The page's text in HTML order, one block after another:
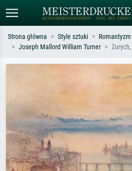
impresjonizm, fala Hokusaia, akt.
Strona główna Style sztuki
Romantyzm
Joseph Mallord William Turner